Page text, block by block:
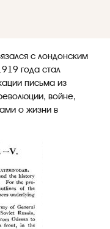
с лондонским
года стал
письма из
войне,
о жизни в